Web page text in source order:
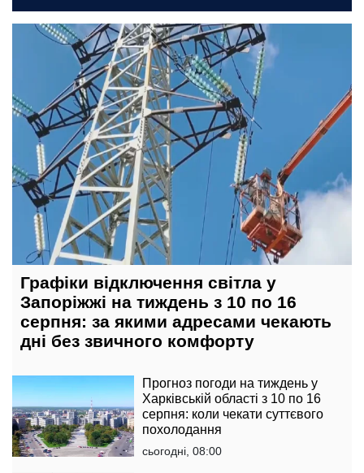
сьогодні, 09:00
Графіки відключення світла у
Запоріжжі на тиждень з 10 по 16
серпня: за якими адресами чекають
дні без звичного комфорту
Прогноз погоди на тиждень у
Харківській області з 10 по 16
серпня: коли чекати суттєвого
похолодання
сьогодні, 08:00